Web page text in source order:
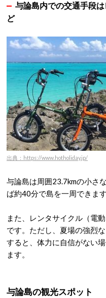
与論島内での交通手段
ど
出典：https://www.hotholiday.jp/
与論島は周囲23.7kmの小さ
ば約40分で島を一周できます
また、レンタサイクル（電
です。ただし、夏場の強烈
すると、体力に自信がない
ます。
与論島の観光スポット